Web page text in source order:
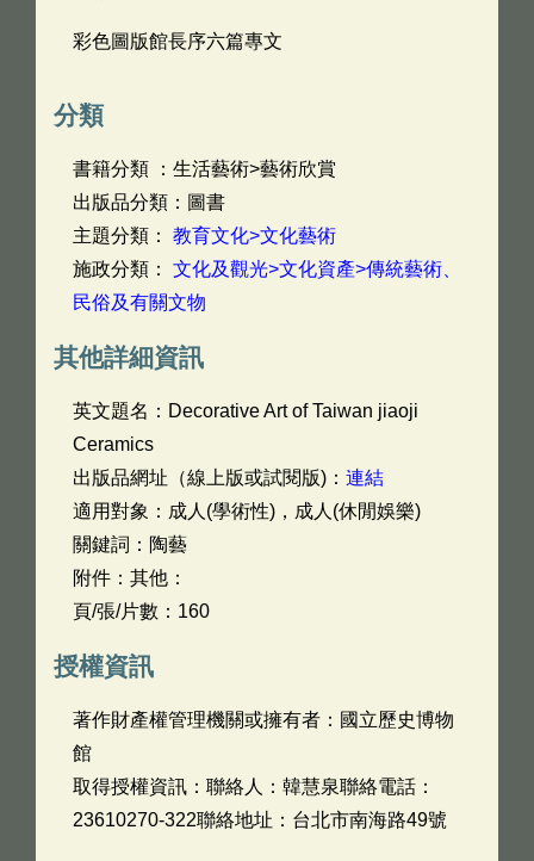
彩色圖版館長序六篇專文
分類
書籍分類 ：生活藝術>藝術欣賞
出版品分類：圖書
主題分類： 教育文化>文化藝術
施政分類： 文化及觀光>文化資產>傳統藝術、
民俗及有關文物
其他詳細資訊
英文題名： Decorative Art of Taiwan jiaoji
Ceramics
出版品網址（線上版或試閱版)： 連結
適用對象：成人(學術性)，成人(休閒娛樂)
關鍵詞：陶藝
附件：其他：
頁/張/片數：160
授權資訊
著作財產權管理機關或擁有者：國立歷史博物
館
取得授權資訊：聯絡人：韓慧泉聯絡電話：
23610270-322聯絡地址：台北市南海路49號